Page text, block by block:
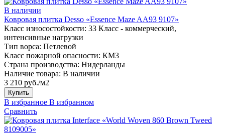
В наличии
Ковровая плитка Desso «Essence Maze AA93 9107»
Класс износостойкости: 33 Класс - коммерческий,
интенсивные нагрузки
Тип ворса: Петлевой
Класс пожарной опасности: КМ3
Страна производства: Нидерланды
Наличие товара: В наличии
3 210 руб./м2
Купить
В избранное В избранном
Сравнить